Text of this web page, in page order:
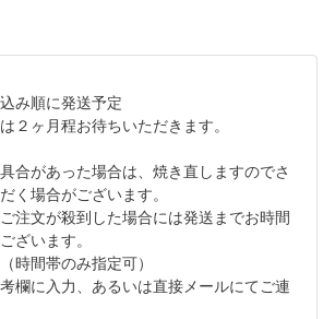
み順に発送予定
２ヶ月程お待ちいただきます。
合があった場合は、焼き直しますのでさ
く場合がございます。
注文が殺到した場合には発送までお時間
ざいます。
時間帯のみ指定可）
欄に入力、あるいは直接メールにてご連